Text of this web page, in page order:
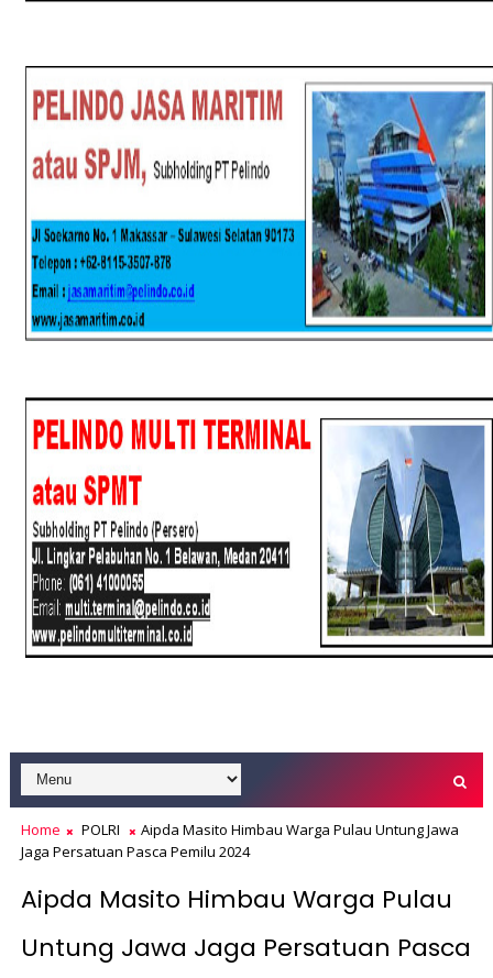
Home POLRI
Aipda Masito Himbau Warga Pulau Untung Jawa
Jaga Persatuan Pasca Pemilu 2024
Aipda Masito Himbau Warga Pulau
Untung Jawa Jaga Persatuan Pasca